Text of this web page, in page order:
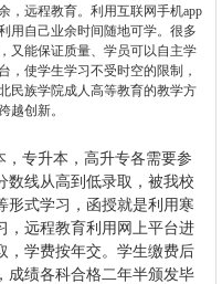
，远程教育。利用互联网手机app
用自己业余时间随地可学。很多
又能保证质量、学员可以自主学
，使学生学习不受时空的限制，
民族学院成人高等教育的教学方
越创新。
，专升本，高升专各需要参
数线从高到低录取，被我校
形式学习，函授就是利用寒
，远程教育利用网上平台进
，学费按年交。学生缴费后
成绩各科合格二年半颁发毕